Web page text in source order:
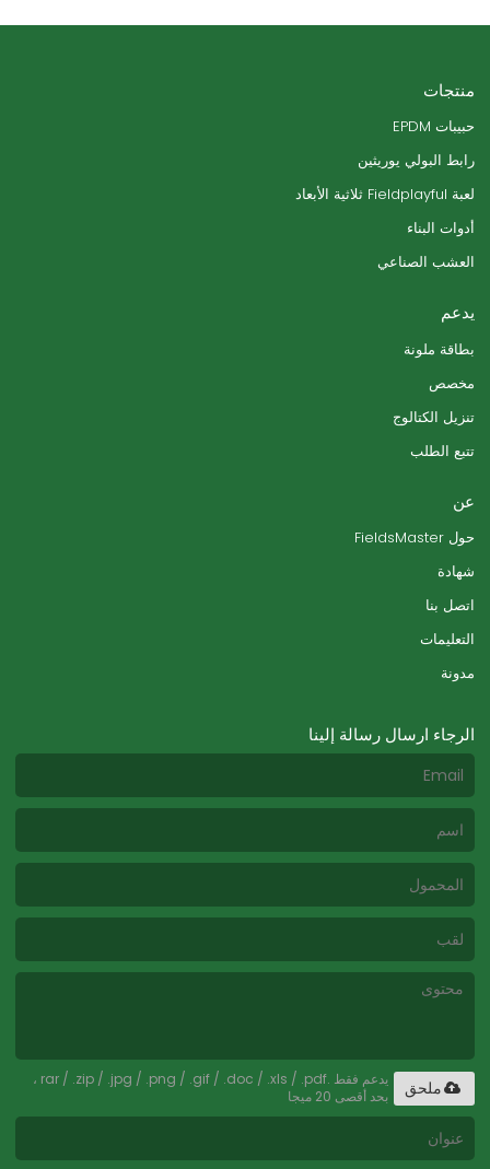
منتجات
حبيبات EPDM
رابط البولي يوريثين
لعبة Fieldplayful ثلاثية الأبعاد
أدوات البناء
العشب الصناعي
يدعم
بطاقة ملونة
مخصص
تنزيل الكتالوج
تتبع الطلب
عن
حول FieldsMaster
شهادة
اتصل بنا
التعليمات
مدونة
الرجاء ارسال رسالة إلينا
يدعم فقط .rar / .zip / .jpg / .png / .gif / .doc / .xls / .pdf ،
بحد أقصى 20 ميجا
ملحق